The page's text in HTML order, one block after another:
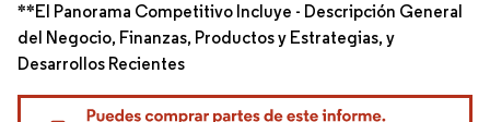
**El Panorama Competitivo Incluye - Descripción General
del Negocio, Finanzas, Productos y Estrategias, y
Desarrollos Recientes